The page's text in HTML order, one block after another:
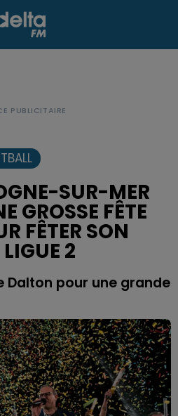
SUR-MER
GROSSE FÊTE
FÊTER SON
2
Dalton pour une grande